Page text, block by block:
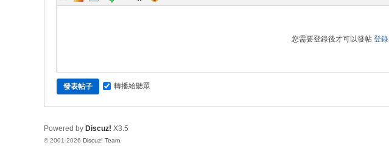
您需要登錄後才可以發帖 登錄
發表帖子 轉播給聽眾
Powered by Discuz! X3.5
© 2001-2026 Discuz! Team